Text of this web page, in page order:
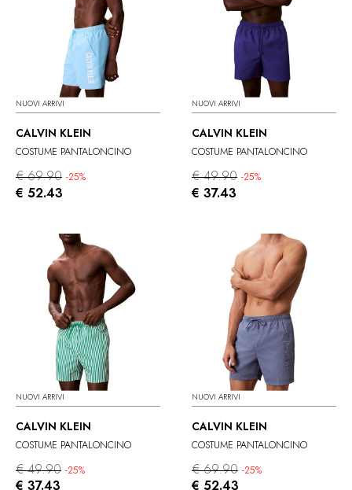
NUOVI ARRIVI
CALVIN KLEIN
COSTUME PANTALONCINO
€ 69.90 -25%
€ 52.43
NUOVI ARRIVI
CALVIN KLEIN
COSTUME PANTALONCINO
€ 49.90 -25%
€ 37.43
NUOVI ARRIVI
CALVIN KLEIN
COSTUME PANTALONCINO
€ 49.90 -25%
€ 37.43
NUOVI ARRIVI
CALVIN KLEIN
COSTUME PANTALONCINO
€ 69.90 -25%
€ 52.43